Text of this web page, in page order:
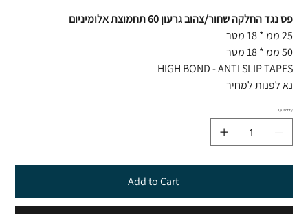
פס נגד החלקה שחור/צהוב גרעון 60 תחמוצת אלומיניום
25 ממ * 18 מטר
50 ממ * 18 מטר
HIGH BOND - ANTI SLIP TAPES
נא לפנות למחיר
Quantity
Add to Cart